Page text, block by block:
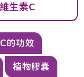
生素C
的功效
植物膠囊